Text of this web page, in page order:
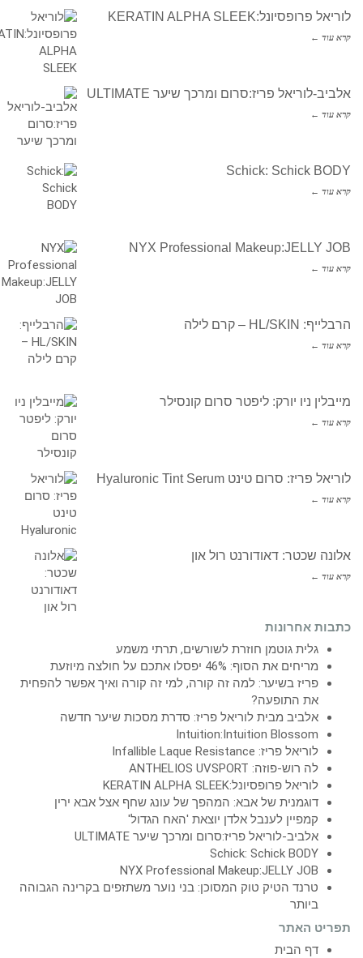
לוריאל פרופסיונל:KERATIN ALPHA SLEEK
קרא עוד ←
אלביב-לוריאל פריז:סרום ומרכך שיער ULTIMATE
קרא עוד ←
Schick: Schick BODY
קרא עוד ←
NYX Professional Makeup:JELLY JOB
קרא עוד ←
הרבלייף: HL/SKIN – קרם לילה
קרא עוד ←
מייבלין ניו יורק: ליפטר סרום קונסילר
קרא עוד ←
לוריאל פריז: סרום טינט Hyaluronic Tint Serum
קרא עוד ←
אלונה שכטר: דאודורנט רול און
קרא עוד ←
כתבות אחרונות
גלית גוטמן חוזרת לשורשים, תרתי משמע
מריחים את הסוף: 46% יפסלו אתכם על חולצה מיוזעת
פריז בשיער: למה זה קורה, למי זה קורה ואיך אפשר להפחית
את התופעה?
אלביב מבית לוריאל פריז: סדרת מסכות שיער חדשה
Intuition:Intuition Blossom
לוריאל פריז: Infallible Laque Resistance
לה רוש-פוזה: ANTHELIOS UVSPORT
לוריאל פרופסיונל:KERATIN ALPHA SLEEK
דוגמנית של אבא: המהפך של עונג שחף אצל אבא ירין
קמפיין לענבל אלדן יוצאת 'האח הגדול'
אלביב-לוריאל פריז:סרום ומרכך שיער ULTIMATE
Schick: Schick BODY
NYX Professional Makeup:JELLY JOB
טרנד הטיק טוק המסוכן: בני נוער משתזפים בקרינה הגבוהה
ביותר
תפריט האתר
דף הבית